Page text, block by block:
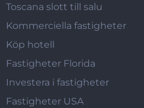
Toscana slott till salu
Kommerciella fastigheter
Köp hotell
Fastigheter Florida
Investera i fastigheter
Fastigheter USA